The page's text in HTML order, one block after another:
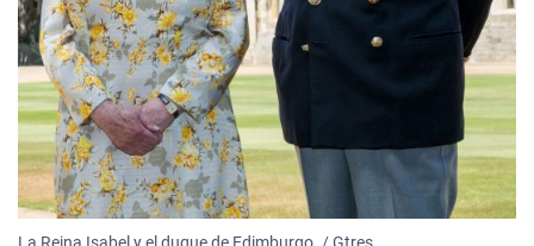
La Reina Isabel y el duque de Edimburgo. / Gtres